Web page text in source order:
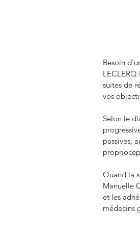
Besoin
LECLERQ
suites de
vos
Selon le
passives,
Quand la
Manuelle
et les
médecins